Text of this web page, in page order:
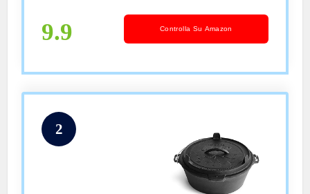
Barbecue e la Cottura
9.9 Controlla Su Amazon
2